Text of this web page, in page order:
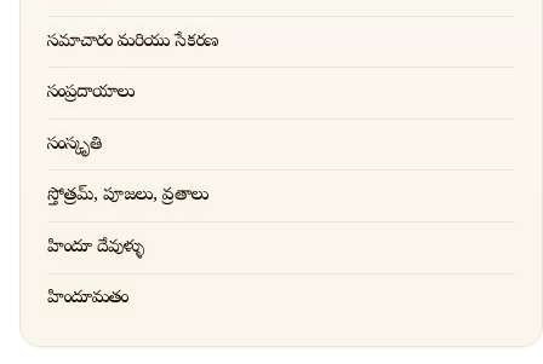
సమాచారం మరియు సేకరణ
సంప్రదాయాలు
సంస్కృతి
స్తోత్రమ్, పూజలు, వ్రతాలు
హిందూ దేవుళ్ళు
హిందూమతం